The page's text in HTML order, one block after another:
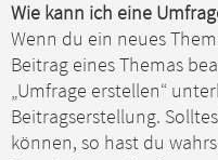
Wie kann ich eine
Wenn du ein neues
Beitrag eines Themas
„Umfrage erstellen“
Beitragserstellung.
können, so hast du